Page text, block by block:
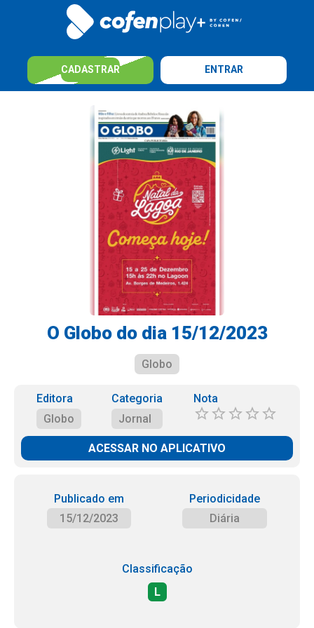
CADASTRAR ENTRAR
O Globo do dia 15/12/2023
Globo
Editora
Globo
Categoria
Jornal
Nota
ACESSAR NO APLICATIVO
Publicado em
15/12/2023
Periodicidade
Diária
Classificação
L